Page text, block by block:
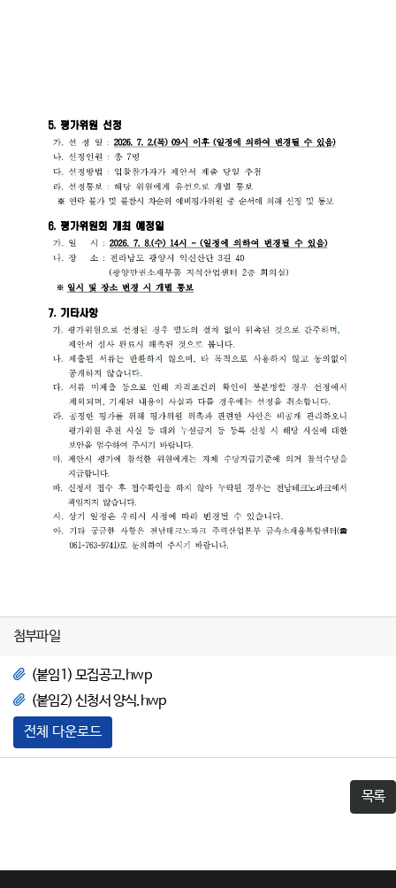
첨부파일
(붙임1) 모집공고.hwp
(붙임2) 신청서 양식.hwp
전체 다운로드
목록